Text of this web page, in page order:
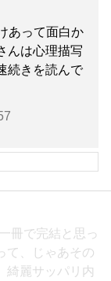
あって面白か
んは心理描写
続きを読んで
冊で完結と思っ
て、じゃあその
綺麗サッパリ内